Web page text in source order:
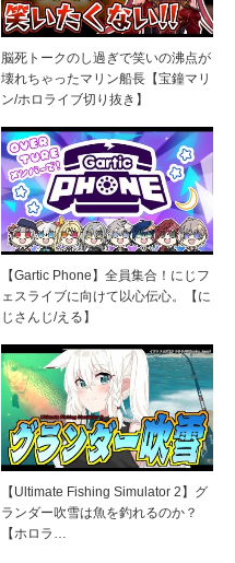
脳死トークのし過ぎで笑いの沸点が
壊れちゃったマリン船長【宝鐘マリ
ン/ホロライブ切り抜き】
【Gartic Phone】全員集合！にじフ
ェスライブに向けて以心伝心。【に
じさんじ/える】
【Ultimate Fishing Simulator 2】グ
ランダー吹雪は魚を釣れるのか？
【ホロラ…